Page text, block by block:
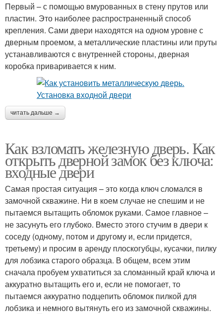
Первый – с помощью вмурованных в стену прутов или
пластин. Это наиболее распространенный способ
крепления. Сами двери находятся на одном уровне с
дверным проемом, а металлические пластины или пруты
устанавливаются с внутренней стороны, дверная
коробка приваривается к ним.
читать дальше →
Как взломать железную дверь. Как
открыть дверной замок без ключа:
входные двери
Самая простая ситуация – это когда ключ сломался в
замочной скважине. Ни в коем случае не спешим и не
пытаемся вытащить обломок руками. Самое главное –
не засунуть его глубоко. Вместо этого стучим в двери к
соседу (одному, потом и другому и, если придется,
третьему) и просим в аренду плоскогубцы, кусачки, пилку
для лобзика старого образца. В общем, всем этим
сначала пробуем ухватиться за сломанный край ключа и
аккуратно вытащить его и, если не помогает, то
пытаемся аккуратно подцепить обломок пилкой для
лобзика и немного вытянуть его из замочной скважины.